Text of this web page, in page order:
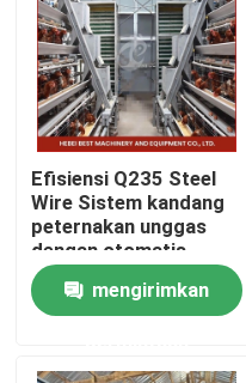
Rumah
Tentang kita
Kontak
Efisiensi Q235 Steel
Wire Sistem kandang
peternakan unggas
dengan otomatis
memberi makan dan
minum pasirmengirimkan